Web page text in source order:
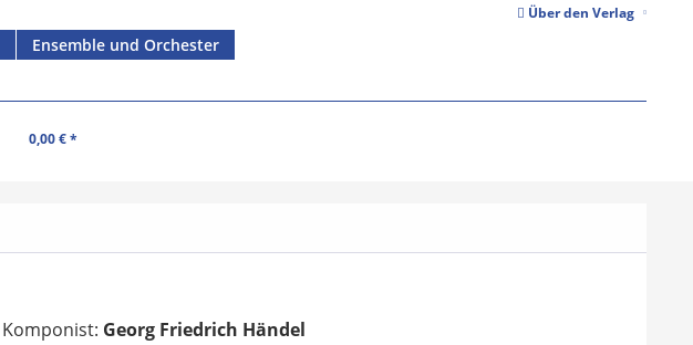
Über den Verlag
Ensemble und Orchester
0,00 € *
Komponist: Georg Friedrich Händel